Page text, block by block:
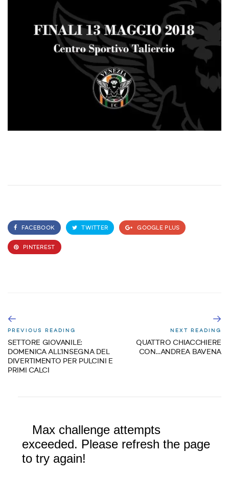
FACEBOOK TWITTER GOOGLE PLUS
PINTEREST
PREVIOUS READING
SETTORE GIOVANILE:
DOMENICA ALL’INSEGNA DEL
DIVERTIMENTO PER PULCINI E
PRIMI CALCI
NEXT READING
QUATTRO CHIACCHIERE
CON…ANDREA BAVENA